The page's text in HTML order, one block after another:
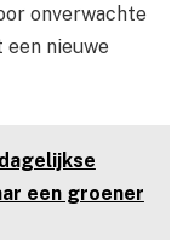
onverwachte
nieuwe
een groener